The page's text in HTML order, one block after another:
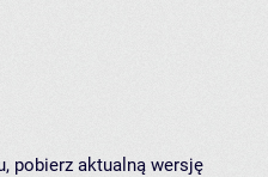
pobierz aktualną wersję